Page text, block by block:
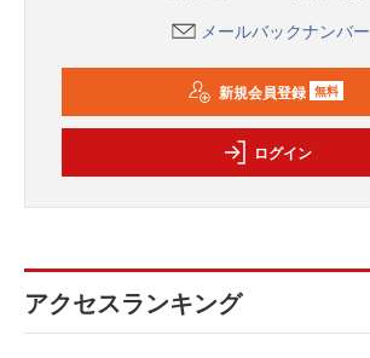
メールバックナンバー
新規会員登録 無料
ログイン
アクセスランキング